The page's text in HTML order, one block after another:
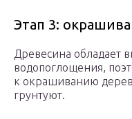
Этап 3:
Древесина обладает
водопоглощения,
к окрашиванию
грунтуют.